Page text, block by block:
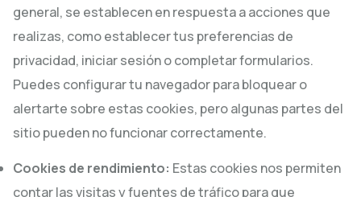
general, se establecen en respuesta a acciones que
realizas, como establecer tus preferencias de
privacidad, iniciar sesión o completar formularios.
Puedes configurar tu navegador para bloquear o
alertarte sobre estas cookies, pero algunas partes del
sitio pueden no funcionar correctamente.
Cookies de rendimiento: Estas cookies nos permiten
contar las visitas y fuentes de tráfico para que